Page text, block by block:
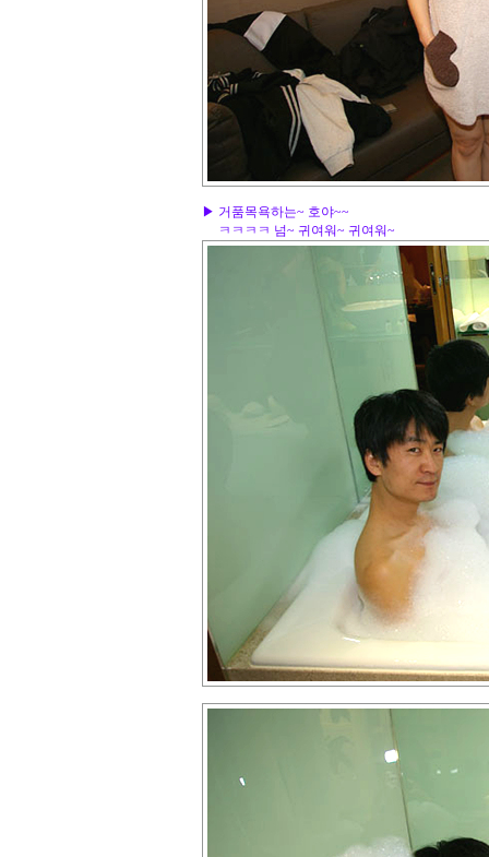
▶ 거품목욕하는~ 호야~~
ㅋㅋㅋㅋ 넘~ 귀여워~ 귀여워~